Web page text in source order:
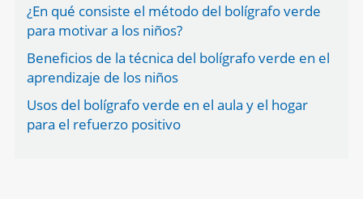
¿En qué consiste el método del bolígrafo verde
para motivar a los niños?
Beneficios de la técnica del bolígrafo verde en el
aprendizaje de los niños
Usos del bolígrafo verde en el aula y el hogar
para el refuerzo positivo